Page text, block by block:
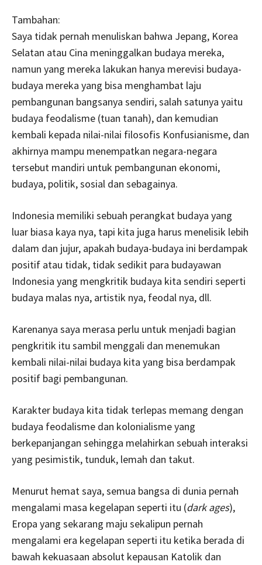
Tambahan:
Saya tidak pernah menuliskan bahwa Jepang, Korea
Selatan atau Cina meninggalkan budaya mereka,
namun yang mereka lakukan hanya merevisi budaya-
budaya mereka yang bisa menghambat laju
pembangunan bangsanya sendiri, salah satunya yaitu
budaya feodalisme (tuan tanah), dan kemudian
kembali kepada nilai-nilai filosofis Konfusianisme, dan
akhirnya mampu menempatkan negara-negara
tersebut mandiri untuk pembangunan ekonomi,
budaya, politik, sosial dan sebagainya.
Indonesia memiliki sebuah perangkat budaya yang
luar biasa kaya nya, tapi kita juga harus menelisik lebih
dalam dan jujur, apakah budaya-budaya ini berdampak
positif atau tidak, tidak sedikit para budayawan
Indonesia yang mengkritik budaya kita sendiri seperti
budaya malas nya, artistik nya, feodal nya, dll.
Karenanya saya merasa perlu untuk menjadi bagian
pengkritik itu sambil menggali dan menemukan
kembali nilai-nilai budaya kita yang bisa berdampak
positif bagi pembangunan.
Karakter budaya kita tidak terlepas memang dengan
budaya feodalisme dan kolonialisme yang
berkepanjangan sehingga melahirkan sebuah interaksi
yang pesimistik, tunduk, lemah dan takut.
Menurut hemat saya, semua bangsa di dunia pernah
mengalami masa kegelapan seperti itu (dark ages),
Eropa yang sekarang maju sekalipun pernah
mengalami era kegelapan seperti itu ketika berada di
bawah kekuasaan absolut kepausan Katolik dan